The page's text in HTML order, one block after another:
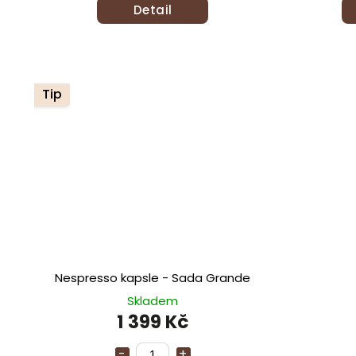
Detail
Tip
Nespresso kapsle - Sada Grande
Skladem
1 399 Kč